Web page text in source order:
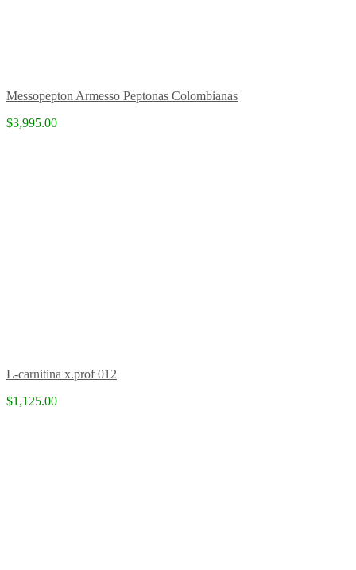
Messopepton Armesso Peptonas Colombianas
$3,995.00
L-carnitina x.prof 012
$1,125.00